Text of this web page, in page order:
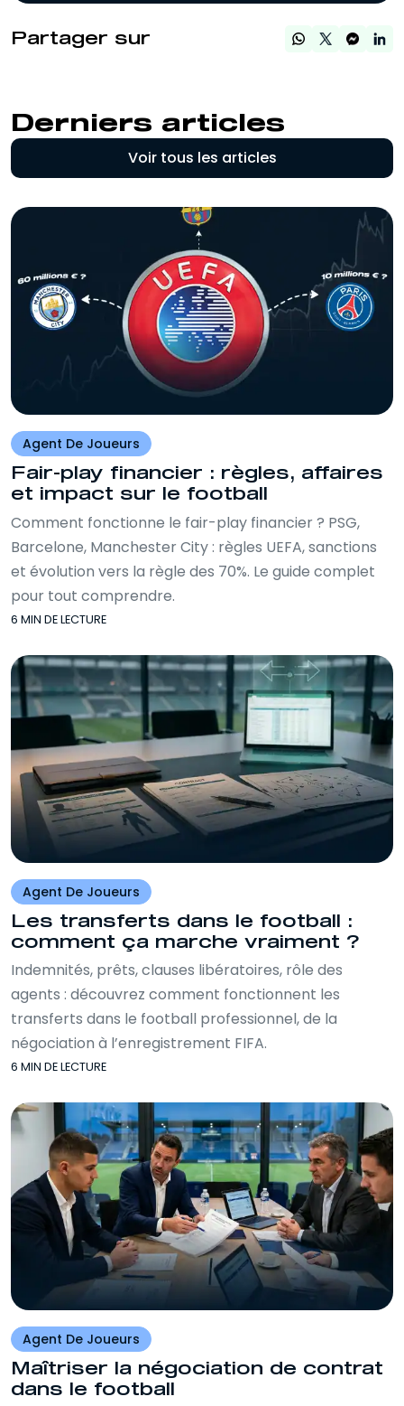
Partager sur
Derniers articles
Voir tous les articles
Agent De Joueurs
Fair-play financier : règles, affaires
et impact sur le football
Comment fonctionne le fair-play financier ? PSG,
Barcelone, Manchester City : règles UEFA, sanctions
et évolution vers la règle des 70%. Le guide complet
pour tout comprendre.
6 MIN DE LECTURE
Agent De Joueurs
Les transferts dans le football :
comment ça marche vraiment ?
Indemnités, prêts, clauses libératoires, rôle des
agents : découvrez comment fonctionnent les
transferts dans le football professionnel, de la
négociation à l’enregistrement FIFA.
6 MIN DE LECTURE
Agent De Joueurs
Maîtriser la négociation de contrat
dans le football